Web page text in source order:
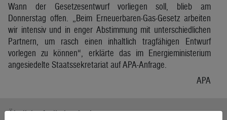
Wann der Gesetzesentwurf vorliegen soll, blieb am
Donnerstag offen. „Beim Erneuerbaren-Gas-Gesetz arbeiten
wir intensiv und in enger Abstimmung mit unterschiedlichen
Partnern, um rasch einen inhaltlich tragfähigen Entwurf
vorlegen zu können“, erklärte das im Energieministerium
angesiedelte Staatssekretariat auf APA-Anfrage.
APA
Ähnliche Artikel weiterlesen